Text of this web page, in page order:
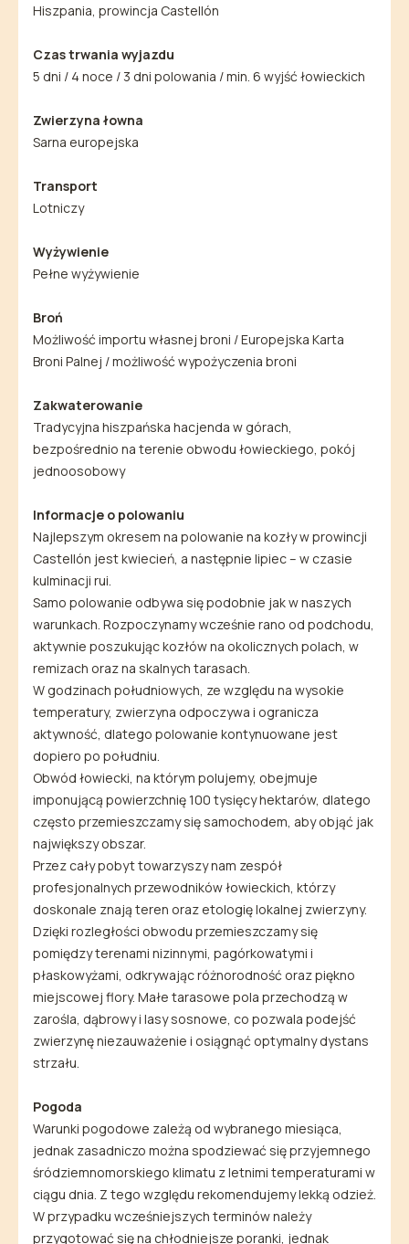
Hiszpania, prowincja Castellón
Czas trwania wyjazdu
5 dni / 4 noce / 3 dni polowania / min. 6 wyjść łowieckich
Zwierzyna łowna
Sarna europejska
Transport
Lotniczy
Wyżywienie
Pełne wyżywienie
Broń
Możliwość importu własnej broni / Europejska Karta
Broni Palnej / możliwość wypożyczenia broni
Zakwaterowanie
Tradycyjna hiszpańska hacjenda w górach,
bezpośrednio na terenie obwodu łowieckiego, pokój
jednoosobowy
Informacje o polowaniu
Najlepszym okresem na polowanie na kozły w prowincji
Castellón jest kwiecień, a następnie lipiec – w czasie
kulminacji rui.
Samo polowanie odbywa się podobnie jak w naszych
warunkach. Rozpoczynamy wcześnie rano od podchodu,
aktywnie poszukując kozłów na okolicznych polach, w
remizach oraz na skalnych tarasach.
W godzinach południowych, ze względu na wysokie
temperatury, zwierzyna odpoczywa i ogranicza
aktywność, dlatego polowanie kontynuowane jest
dopiero po południu.
Obwód łowiecki, na którym polujemy, obejmuje
imponującą powierzchnię 100 tysięcy hektarów, dlatego
często przemieszczamy się samochodem, aby objąć jak
największy obszar.
Przez cały pobyt towarzyszy nam zespół
profesjonalnych przewodników łowieckich, którzy
doskonale znają teren oraz etologię lokalnej zwierzyny.
Dzięki rozległości obwodu przemieszczamy się
pomiędzy terenami nizinnymi, pagórkowatymi i
płaskowyżami, odkrywając różnorodność oraz piękno
miejscowej flory. Małe tarasowe pola przechodzą w
zarośla, dąbrowy i lasy sosnowe, co pozwala podejść
zwierzynę niezauważenie i osiągnąć optymalny dystans
strzału.
Pogoda
Warunki pogodowe zależą od wybranego miesiąca,
jednak zasadniczo można spodziewać się przyjemnego
śródziemnomorskiego klimatu z letnimi temperaturami w
ciągu dnia. Z tego względu rekomendujemy lekką odzież.
W przypadku wcześniejszych terminów należy
przygotować się na chłodniejsze poranki, jednak